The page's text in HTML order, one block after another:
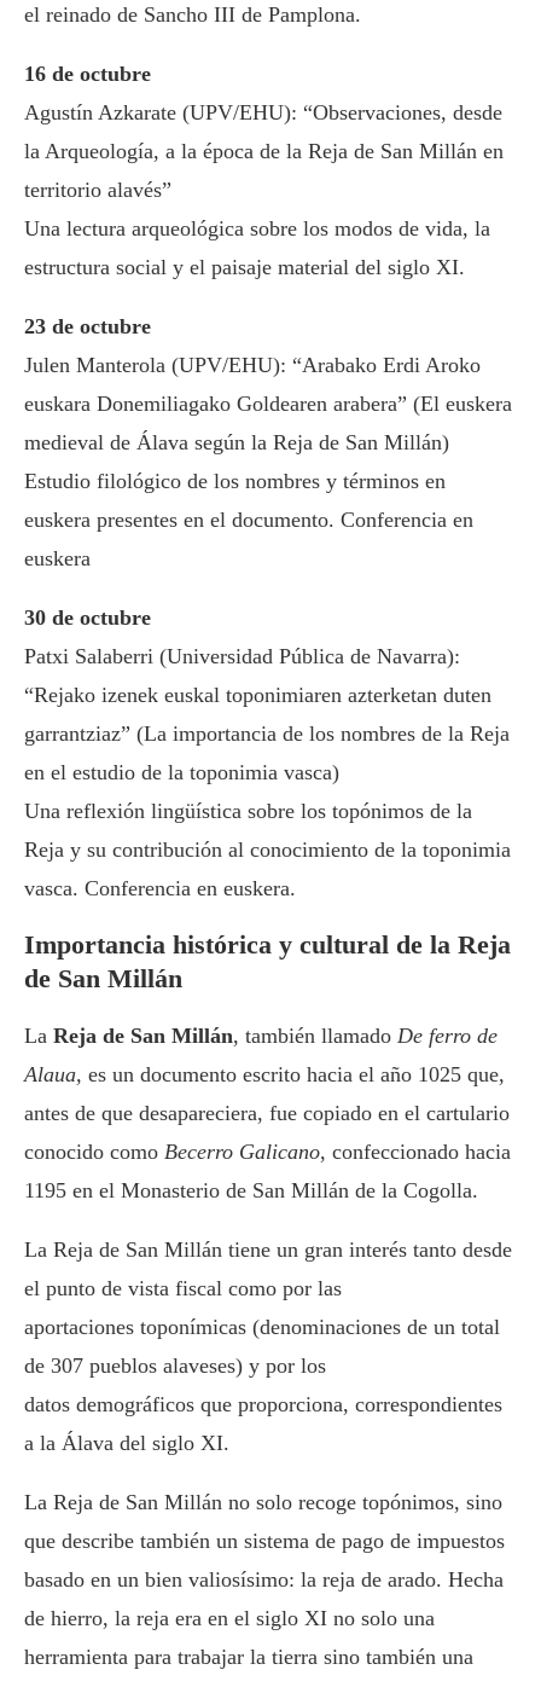
el reinado de Sancho III de Pamplona.
16 de octubre
Agustín Azkarate (UPV/EHU): “Observaciones, desde
la Arqueología, a la época de la Reja de San Millán en
territorio alavés”
Una lectura arqueológica sobre los modos de vida, la
estructura social y el paisaje material del siglo XI.
23 de octubre
Julen Manterola (UPV/EHU): “Arabako Erdi Aroko
euskara Donemiliagako Goldearen arabera” (El euskera
medieval de Álava según la Reja de San Millán)
Estudio filológico de los nombres y términos en
euskera presentes en el documento. Conferencia en
euskera
30 de octubre
Patxi Salaberri (Universidad Pública de Navarra):
“Rejako izenek euskal toponimiaren azterketan duten
garrantziaz” (La importancia de los nombres de la Reja
en el estudio de la toponimia vasca)
Una reflexión lingüística sobre los topónimos de la
Reja y su contribución al conocimiento de la toponimia
vasca. Conferencia en euskera.
Importancia histórica y cultural de la Reja
de San Millán
La Reja de San Millán, también llamado De ferro de
Alaua, es un documento escrito hacia el año 1025 que,
antes de que desapareciera, fue copiado en el cartulario
conocido como Becerro Galicano, confeccionado hacia
1195 en el Monasterio de San Millán de la Cogolla.
La Reja de San Millán tiene un gran interés tanto desde
el punto de vista fiscal como por las
aportaciones toponímicas (denominaciones de un total
de 307 pueblos alaveses) y por los
datos demográficos que proporciona, correspondientes
a la Álava del siglo XI.
La Reja de San Millán no solo recoge topónimos, sino
que describe también un sistema de pago de impuestos
basado en un bien valiosísimo: la reja de arado. Hecha
de hierro, la reja era en el siglo XI no solo una
herramienta para trabajar la tierra sino también una